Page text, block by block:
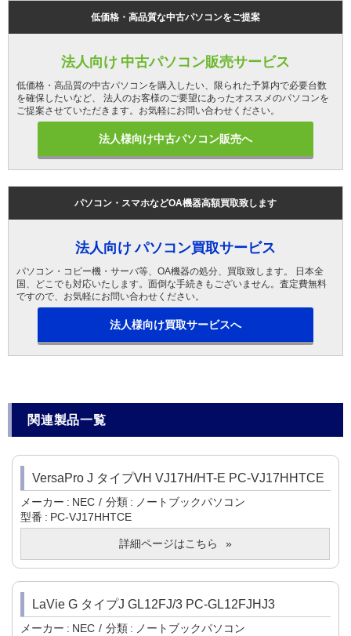
低価格・高品質な中古パソコンをご提案
法人向け 中古パソコン販売サービス
低価格・高品質の中古パソコンを購入したい、限られた予算内で必要台数
を確保したいなど、 法人のお客様のご要望にあったオススメのパソコンを
ご提案させていただきます。お気軽にお問い合わせください。
法人様向け中古パソコン販売へ
パソコン・スマホなどOA機器高額買取致します
法人向け パソコン買取サービス
パソコン・コピー機・サーバ等、OA機器の処分、買取致します。 日本全
国、どこでも対応いたします。面倒な手続きもございません。査定費無料
ですので、お気軽にお問い合わせください。
法人様向け買取サービスへ
関連製品一覧
VersaPro J タイプVH VJ17H/HT-E PC-VJ17HHTCE
メーカー NEC 分類
ノートブックパソコン
型番
PC-VJ17HHTCE
詳細ページはこちら
LaVie G タイプJ GL12FJ/3 PC-GL12FJHJ3
メーカー NEC 分類
ノートブックパソコン